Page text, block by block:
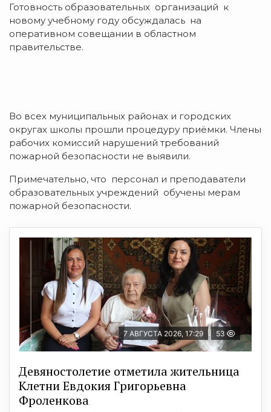
Готовность образовательных организаций к
новому учебному году обсуждалась на
оперативном совещании в областном
правительстве.
Во всех муниципальных районах и городских
округах школы прошли процедуру приёмки. Члены
рабочих комиссий нарушений требований
пожарной безопасности не выявили.
Примечательно, что персонал и преподаватели
образовательных учреждений обучены мерам
пожарной безопасности.
7 АВГУСТА 2026, 17:29 53
Девяностолетие отметила жительница
Клетни Евдокия Григорьевна
Фроленкова